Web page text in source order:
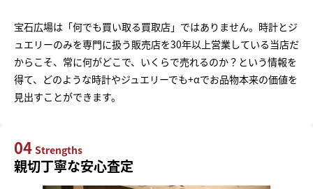
宝石広場は「何でも買い取る買取店」ではありません。時計とジ
ュエリーのみを専門に扱う販売店を30年以上営業している当店だ
からこそ、常に何がどこで、いくらで売れるのか？という情報を
得て、どのような時計やジュエリーでも+αでお品物本来の価値を
見出すことができます。
04 Strengths
親切丁寧な安心査定